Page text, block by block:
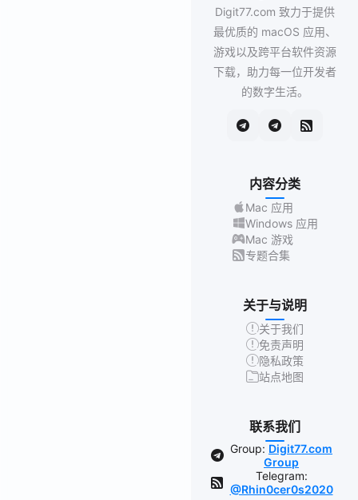
Digit77.com 致力于提供
最优质的 macOS 应用、
游戏以及跨平台软件资源
下载，助力每一位开发者
的数字生活。
内容分类
Mac 应用
Windows 应用
Mac 游戏
专题合集
关于与说明
关于我们
免责声明
隐私政策
站点地图
联系我们
Group: Digit77.com
Group
Telegram:
@Rhin0cer0s2020